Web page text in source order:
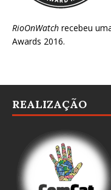
RioOnWatch recebeu
Awards 2016.
REALIZAÇÃO